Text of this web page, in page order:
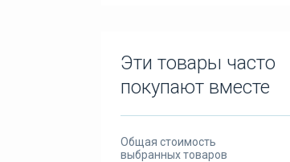
Эти товары часто
покупают вместе
Общая стоимость
выбранных товаров